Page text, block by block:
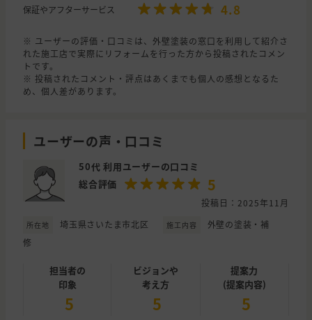
保証やアフターサービス 4.8
※ ユーザーの評価・口コミは、外壁塗装の窓口を利用して紹介さ
れた施工店で実際にリフォームを行った方から投稿されたコメン
トです。
※ 投稿されたコメント・評点はあくまでも個人の感想となるた
め、個人差があります。
ユーザーの声・口コミ
50代 利用ユーザーの口コミ
総合評価
5
投稿日：2025年11月
所在地 埼玉県さいたま市北区 施工内容
外壁の塗装・補
修
担当者の
印象
5
ビジョンや
考え方
5
提案力
(提案内容)
5